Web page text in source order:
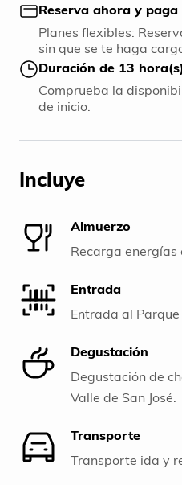
Reserva ahora y paga
Planes flexibles:
sin que se te haga
Duración de 13
Comprueba la
de inicio.
Incluye
Almuerzo
Recarga energías
Entrada
Entrada al Parque
Degustación
Degustación de
Valle de San José.
Transporte
Transporte ida y